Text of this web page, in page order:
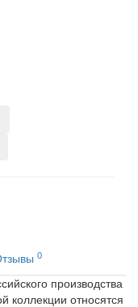
0
производства
коллекции относятся